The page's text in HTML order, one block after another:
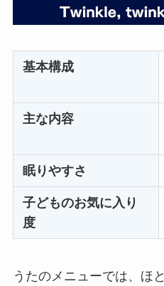
基本構成
主な内容
眠りやすさ
子どものお気に入り
度
うたのメニューでは、ほ